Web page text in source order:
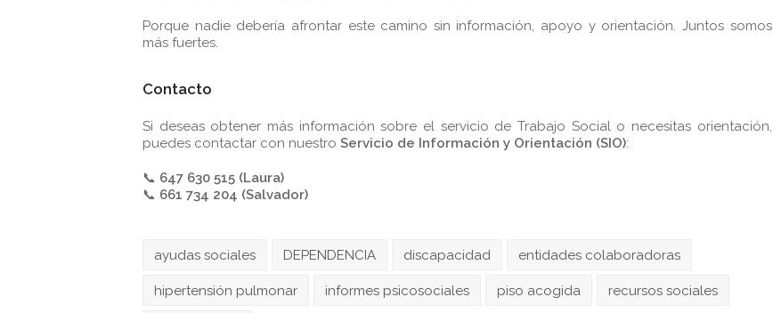
Porque nadie debería afrontar este camino sin información, apoyo y orientación. Juntos somos
más fuertes.
Contacto
Si deseas obtener más información sobre el servicio de Trabajo Social o necesitas orientación,
puedes contactar con nuestro Servicio de Información y Orientación (SIO):
📞 647 630 515 (Laura)
📞 661 734 204 (Salvador)
ayudas sociales DEPENDENCIA discapacidad entidades colaboradoras
hipertensión pulmonar informes psicosociales piso acogida recursos sociales